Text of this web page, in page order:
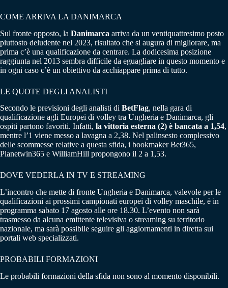
COME ARRIVA LA DANIMARCA
Sul fronte opposto, la Danimarca arriva da un ventiquattresimo posto
piuttosto deludente nel 2023, risultato che si augura di migliorare, ma
prima c’è una qualificazione da centrare. La dodicesima posizione
raggiunta nel 2013 sembra difficile da eguagliare in questo momento e
in ogni caso c’è un obiettivo da acchiappare prima di tutto.
LE QUOTE DEGLI ANALISTI
Secondo le previsioni degli analisti di BetFlag, nella gara di
qualificazione agli Europei di volley tra Ungheria e Danimarca, gli
ospiti partono favoriti. Infatti, la vittoria esterna (2) è bancata a 1,54,
mentre l’1 viene messo a lavagna a 2,38. Nel palinsesto complessivo
delle scommesse relative a questa sfida, i bookmaker Bet365,
Planetwin365 e WilliamHill propongono il 2 a 1,53.
DOVE VEDERLA IN TV E STREAMING
L’incontro che mette di fronte Ungheria e Danimarca, valevole per le
qualificazioni ai prossimi campionati europei di volley maschile, è in
programma sabato 17 agosto alle ore 18.30. L’evento non sarà
trasmesso da alcuna emittente televisiva o streaming su territorio
nazionale, ma sarà possibile seguire gli aggiornamenti in diretta sui
portali web specializzati.
PROBABILI FORMAZIONI
Le probabili formazioni della sfida non sono al momento disponibili.